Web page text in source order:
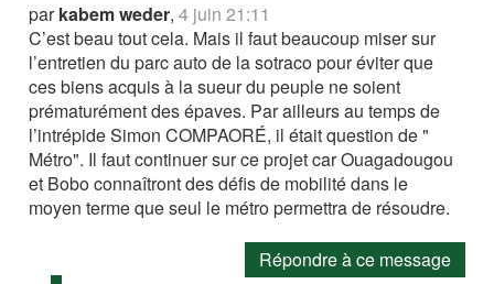
parkabem weder,4 juin 21:11
C’est beau tout cela. Mais il faut beaucoup miser sur
l’entretien du parc auto de la sotraco pour éviter que
ces biens acquis à la sueur du peuple ne soient
prématurément des épaves. Par ailleurs au temps de
l’intrépide Simon COMPAORÉ, il était question de "
Métro". Il faut continuer sur ce projet car Ouagadougou
et Bobo connaîtront des défis de mobilité dans le
moyen terme que seul le métro permettra de résoudre.
Répondre à ce message